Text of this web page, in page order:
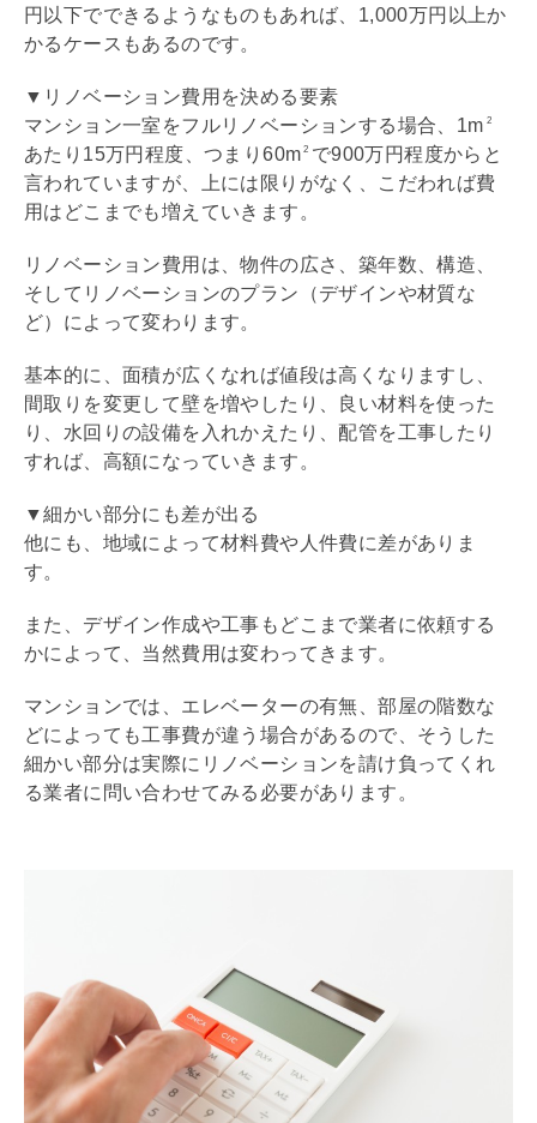
円以下でできるようなものもあれば、1,000万円以上か
かるケースもあるのです。
▼リノベーション費用を決める要素
マンション一室をフルリノベーションする場合、1m 2
あたり15万円程度、つまり60m 2 で900万円程度からと
言われていますが、上には限りがなく、こだわれば費
用はどこまでも増えていきます。
リノベーション費用は、物件の広さ、 築年数 、構造、
そして リノベーションのプラン（デザインや材質な
ど）によって変わります。
基本的に、面積が広くなれば値段は高くなりますし、
間取りを変更して壁を増やしたり、良い材料を使った
り、水回りの設備を入れかえたり、配管を工事したり
すれば、高額になっていきます。
▼細かい部分にも差が出る
他にも、地域によって材料費や人件費に差がありま
す。
また、デザイン作成や工事もどこまで業者に依頼する
かによって、当然費用は変わってきます。
マンションでは、エレベーターの有無、部屋の階数な
どによっても工事費が違う場合があるので、そうした
細かい部分は実際に リノベーションを請け負ってくれ
る業者に問い合わせてみる必要があります。